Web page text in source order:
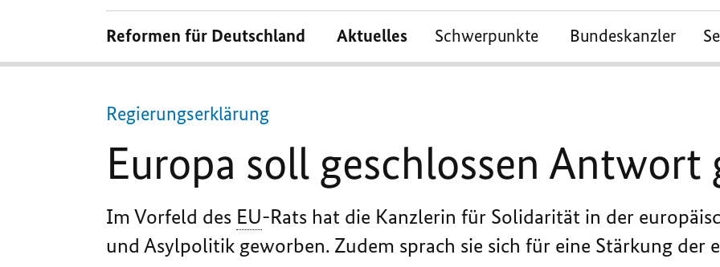
geschlossen
Antwort
geben
Reformen für Deutschland Aktuelles Schwerpunkte Bundeskanzler
Regierungserklärung
Europa soll geschlossen Antwort
Im Vorfeld des EU-Rats hat die Kanzlerin für Solidarität in der
und Asylpolitik geworben. Zudem sprach sie sich für eine Stärkung der